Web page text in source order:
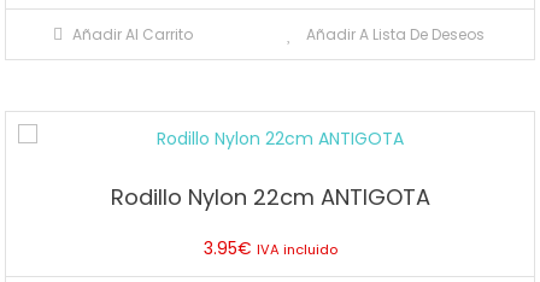
Añadir Al Carrito Añadir A Lista De Deseos
Rodillo Nylon 22cm ANTIGOTA
3.95€ IVA incluido